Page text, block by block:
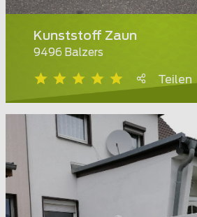
Kunststoff Zaun
9496 Balzers
Teilen